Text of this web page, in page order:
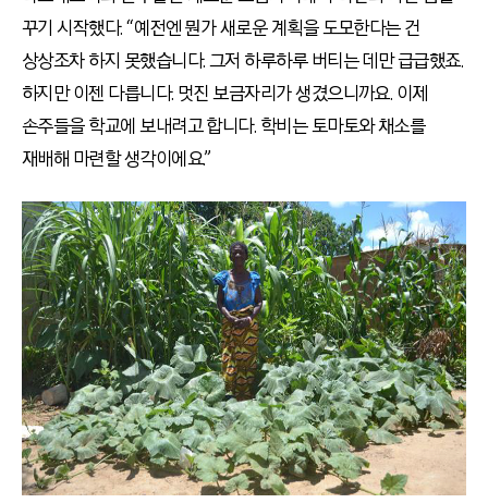
꾸기 시작했다. “예전엔 뭔가 새로운 계획을 도모한다는 건
상상조차 하지 못했습니다. 그저 하루하루 버티는 데만 급급했죠.
하지만 이젠 다릅니다. 멋진 보금자리가 생겼으니까요. 이제
손주들을 학교에 보내려고 합니다. 학비는 토마토와 채소를
재배해 마련할 생각이에요.”